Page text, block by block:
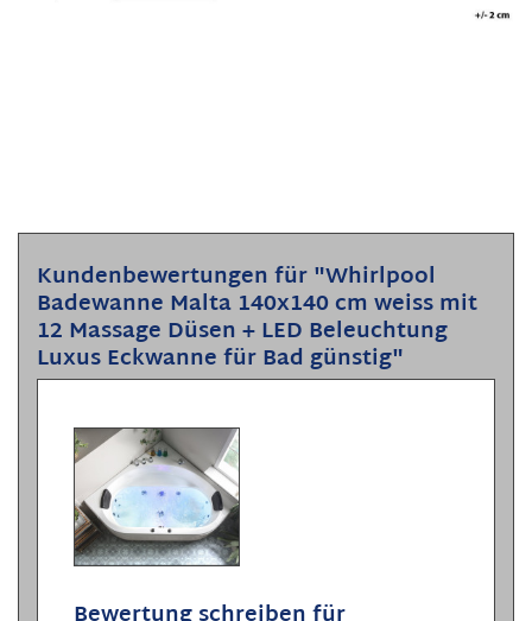
Kundenbewertungen für "Whirlpool
Badewanne Malta 140x140 cm weiss mit
12 Massage Düsen + LED Beleuchtung
Luxus Eckwanne für Bad günstig"